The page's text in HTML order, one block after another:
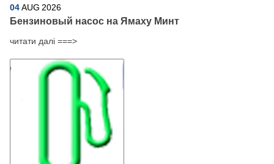
04AUG 2026
Бензиновый насос на Ямаху Минт
читати далі ===>